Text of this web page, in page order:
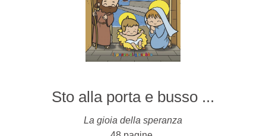
Sto alla porta e busso ...
La gioia della speranza